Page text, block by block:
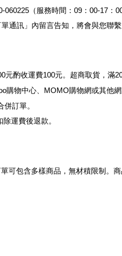
060225（ 服務時間：09：00-17：00
通訊」內留言告知，將會與您聯繫
元酌收運費100元。超商取貨 ，滿
購物中心、 MOMO購物網或其他
訂單。
除運費後退款。
可包含多樣商品，無材積限制。